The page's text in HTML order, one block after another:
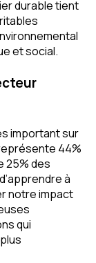
durable tient
et social.
important sur
44%
25% des
à
notre impact
qui